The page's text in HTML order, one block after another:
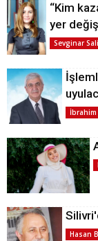
“Kim
yer
Sevginar Sali
Hasan